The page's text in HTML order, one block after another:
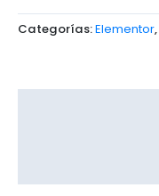
Categorías:Elementor,